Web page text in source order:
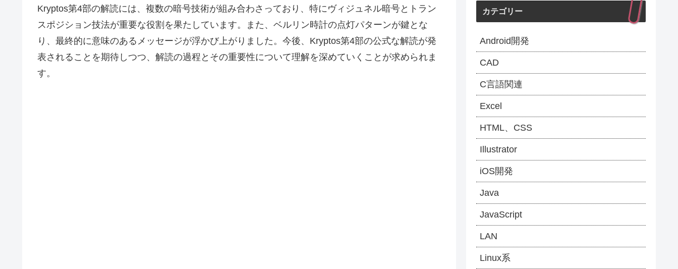
Kryptos第4部の解読には、複数の暗号技術が組み合わさっており、特にヴィジュネル暗号とトラン
スポジション技法が重要な役割を果たしています。また、ベルリン時計の点灯パターンが鍵とな
り、最終的に意味のあるメッセージが浮かび上がりました。今後、Kryptos第4部の公式な解読が発
表されることを期待しつつ、解読の過程とその重要性について理解を深めていくことが求められま
す。
カテゴリー
Android開発
CAD
C言語関連
Excel
HTML、CSS
Illustrator
iOS開発
Java
JavaScript
LAN
Linux系